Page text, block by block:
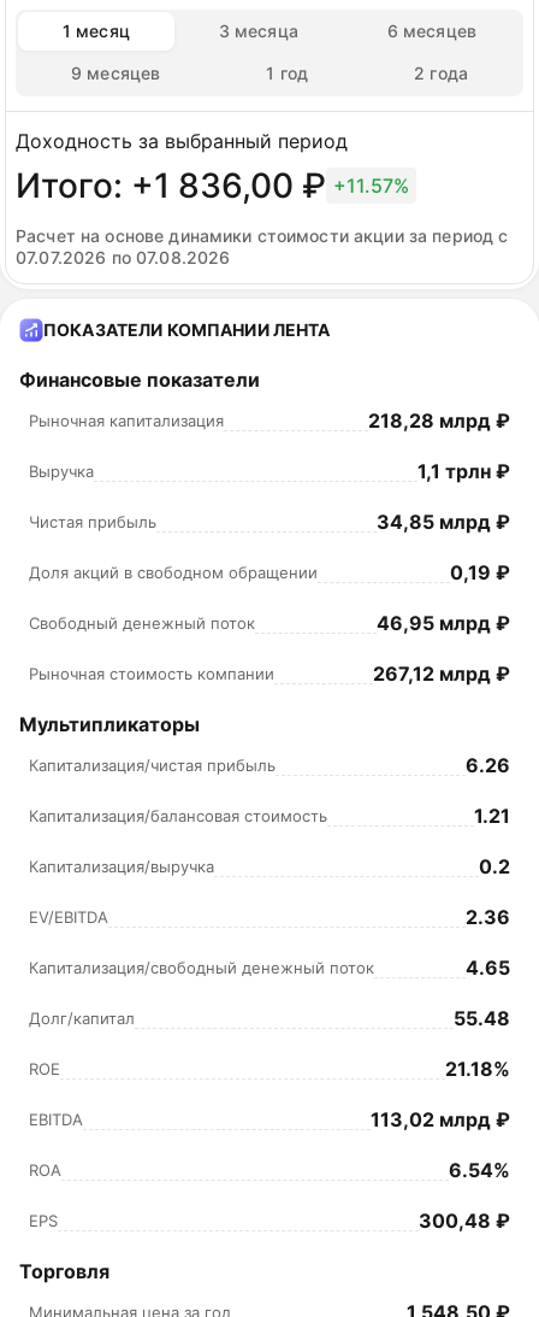
1 месяц 3 месяца 6 месяцев
9 месяцев 1 год 2 года
Доходность за выбранный период
Итого: +1 836,00 ₽ +11.57%
Расчет на основе динамики стоимости акции за период с
07.07.2026 по 07.08.2026
ПОКАЗАТЕЛИ КОМПАНИИ ЛЕНТА
Финансовые показатели
Рыночная капитализация 218,28 млрд ₽
Выручка 1,1 трлн ₽
Чистая прибыль 34,85 млрд ₽
Доля акций в свободном обращении 0,19 ₽
Свободный денежный поток 46,95 млрд ₽
Рыночная стоимость компании 267,12 млрд ₽
Мультипликаторы
Капитализация/чистая прибыль 6.26
Капитализация/балансовая стоимость 1.21
Капитализация/выручка 0.2
EV/EBITDA 2.36
Капитализация/свободный денежный поток 4.65
Долг/капитал 55.48
ROE 21.18%
EBITDA 113,02 млрд ₽
ROA 6.54%
EPS 300,48 ₽
Торговля
Минимальная цена за год 1 548,50 ₽